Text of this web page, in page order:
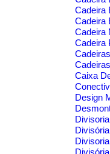
Cadeira
Cadeira
Cadeira
Cadeira
Cadeiras
Caixa
Design